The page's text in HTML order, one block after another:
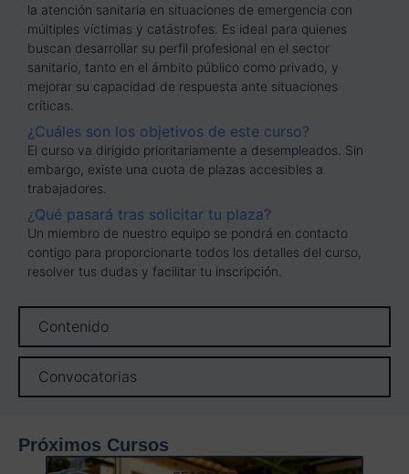
Contenido
Convocatorias
la atención sanitaria en situaciones de emergencia con
múltiples víctimas y catástrofes. Es ideal para quienes
buscan desarrollar su perfil profesional en el sector
sanitario, tanto en el ámbito público como privado, y
mejorar su capacidad de respuesta ante situaciones
críticas.
¿Cuáles son los objetivos de este curso?
El curso va dirigido prioritariamente a desempleados. Sin
embargo, existe una cuota de plazas accesibles a
trabajadores.
¿Qué pasará tras solicitar tu plaza?
Un miembro de nuestro equipo se pondrá en contacto
contigo para proporcionarte todos los detalles del curso,
resolver tus dudas y facilitar tu inscripción.
Próximos Cursos